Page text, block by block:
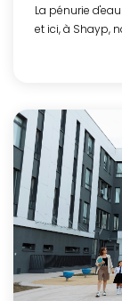
La pénurie
et ici, à Shayp,